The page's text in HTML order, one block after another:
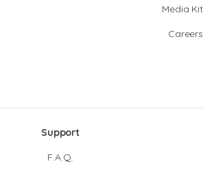
Media Kit
Careers
Support
F.A.Q.